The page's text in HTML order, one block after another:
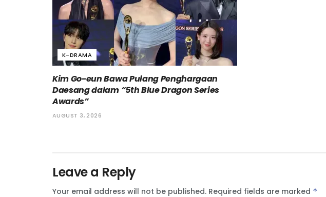
K-DRAMA
Kim Go-eun Bawa Pulang Penghargaan
Daesang dalam “5th Blue Dragon Series
Awards”
AUGUST 3, 2026
Leave a Reply
Your email address will not be published. Required fields are marked *